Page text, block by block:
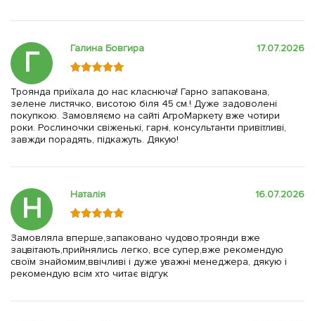
Г Галина Бовгира 17.07.2026
Троянда приїхала до нас класнюча! Гарно запакована,
зелене листячко, висотою біля 45 см.! Дуже задоволені
покупкою. Замовляємо на сайті АгроМаркету вже чотири
роки. Рослиночки свіженькі, гарні, консультанти привітливі,
завжди порадять, підкажуть. Дякую!
Н Наталія 16.07.2026
Замовляла вперше,запаковано чудово,троянди вже
зацвітають,прийнялись легко, все супер,вже рекомендую
своїм знайомим,ввічливі і дуже уважні менеджера, дякую і
рекомендую всім хто читає відгук